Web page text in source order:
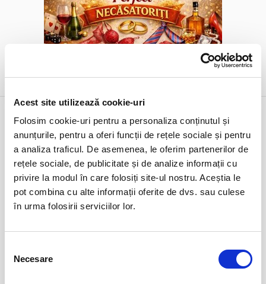
Acest site utilizează cookie-uri
Folosim cookie-uri pentru a personaliza conținutul și
anunțurile, pentru a oferi funcții de rețele sociale și pentru
a analiza traficul. De asemenea, le oferim partenerilor de
rețele sociale, de publicitate și de analize informații cu
privire la modul în care folosiți site-ul nostru. Aceștia le
pot combina cu alte informații oferite de dvs. sau culese
în urma folosirii serviciilor lor.
consimțământului
Necesare
7 mar
ora 19:00
Burlac la 40 de ani
Buzau, Sala Teatrului George Ciprian